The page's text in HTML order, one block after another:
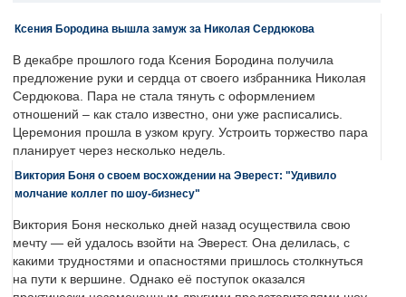
Ксения Бородина вышла замуж за Николая Сердюкова
В декабре прошлого года Ксения Бородина получила
предложение руки и сердца от своего избранника Николая
Сердюкова. Пара не стала тянуть с оформлением
отношений – как стало известно, они уже расписались.
Церемония прошла в узком кругу. Устроить торжество пара
планирует через несколько недель.
Виктория Боня о своем восхождении на Эверест: "Удивило
молчание коллег по шоу-бизнесу"
Виктория Боня несколько дней назад осуществила свою
мечту — ей удалось взойти на Эверест. Она делилась, с
какими трудностями и опасностями пришлось столкнуться
на пути к вершине. Однако её поступок оказался